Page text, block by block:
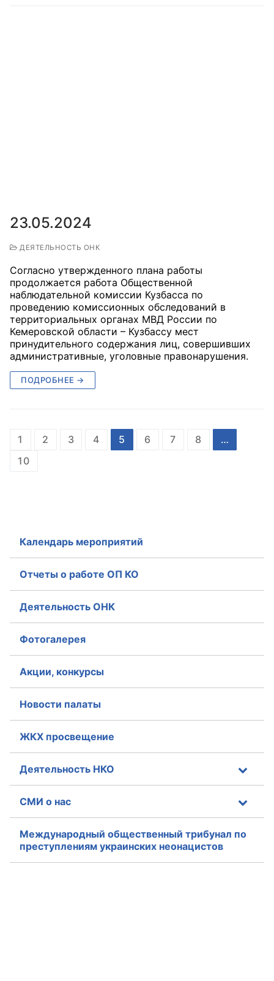
23.05.2024
ДЕЯТЕЛЬНОСТЬ ОНК
Согласно утвержденного плана работы
продолжается работа Общественной
наблюдательной комиссии Кузбасса по
проведению комиссионных обследований в
территориальных органах МВД России по
Кемеровской области – Кузбассу мест
принудительного содержания лиц, совершивших
административные, уголовные правонарушения.
ПОДРОБНЕЕ →
1 2 3 4 5 6 7 8
…
10
Календарь мероприятий
Отчеты о работе ОП КО
Деятельность ОНК
Фотогалерея
Акции, конкурсы
Новости палаты
ЖКХ просвещение
Деятельность НКО
СМИ о нас
Международный общественный трибунал по
преступлениям украинских неонацистов